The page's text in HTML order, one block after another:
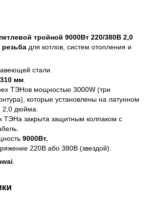
тройной 9000Вт 220/380В 2,0
для котлов, систем отопления и
стали.
310 мм
ТЭНов мощностью 3000W (три
которые установлены на латунном
2,0 дюйма.
ТЭНа закрыта защитным колпаком с
9000Вт.
220В або 380В (звездой).